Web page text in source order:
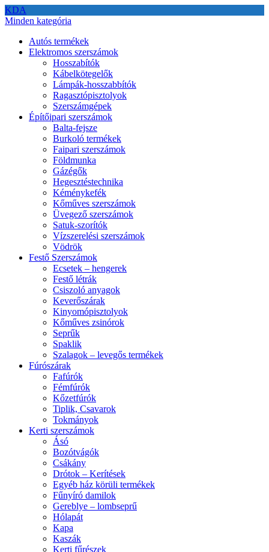
KDA
Minden kategória
Autós termékek
Elektromos szerszámok
Hosszabítók
Kábelkötegelők
Lámpák-hosszabbítók
Ragasztópisztolyok
Szerszámgépek
Építőipari szerszámok
Balta-fejsze
Burkoló termékek
Faipari szerszámok
Földmunka
Gázégők
Hegesztéstechnika
Kéménykefék
Kőműves szerszámok
Üvegező szerszámok
Satuk-szorítók
Vízszerelési szerszámok
Vödrök
Festő Szerszámok
Ecsetek – hengerek
Festő létrák
Csiszoló anyagok
Keverőszárak
Kinyomópisztolyok
Kőműves zsinórok
Seprűk
Spaklik
Szalagok – levegős termékek
Fúrószárak
Fafúrók
Fémfúrók
Kőzetfúrók
Tiplik, Csavarok
Tokmányok
Kerti szerszámok
Ásó
Bozótvágók
Csákány
Drótok – Kerítések
Egyéb ház körüli termékek
Fűnyíró damilok
Gereblye – lombseprű
Hólapát
Kapa
Kaszák
Kerti fűrészek